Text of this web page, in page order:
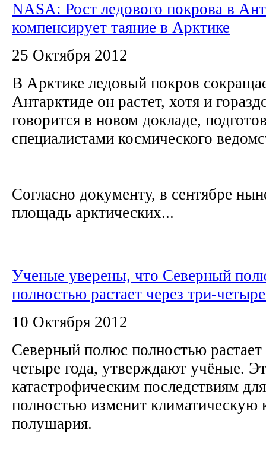
NASA: Рост ледового покрова в
компенсирует таяние в Арктике
25 Октября 2012
В Арктике ледовый покров
Антарктиде он растет, хотя и
говорится в новом докладе,
специалистами космического
Согласно документу, в сентябре
площадь арктических...
Ученые уверены, что Северный
полностью растает через три-
10 Октября 2012
Северный полюс полностью
четыре года, утверждают учёные.
катастрофическим последствиям
полностью изменит климатическую
полушария.